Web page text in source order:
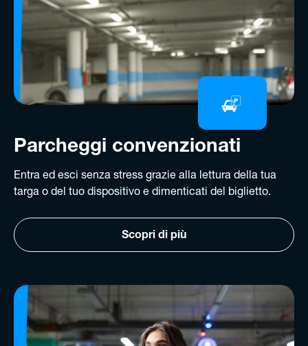
Parcheggi convenzionati
Entra ed esci senza stress grazie alla lettura della tua
targa o del tuo dispositivo e dimenticati del biglietto.
Scopri di più